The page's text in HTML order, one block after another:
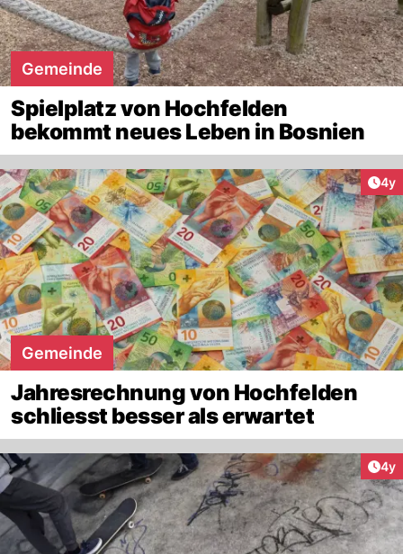
Gemeinde
Spielplatz von Hochfelden
bekommt neues Leben in Bosnien
4y
Gemeinde
Jahresrechnung von Hochfelden
schliesst besser als erwartet
4y